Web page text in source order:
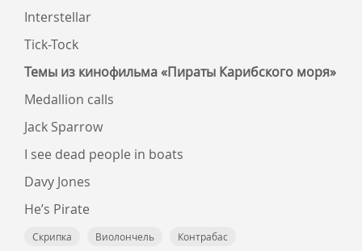
Interstellar
Tick-Tock
Темы из кинофильма «Пираты Карибского моря»
Medallion calls
Jack Sparrow
I see dead people in boats
Davy Jones
He’s Pirate
Скрипка Виолончель
Контрабас